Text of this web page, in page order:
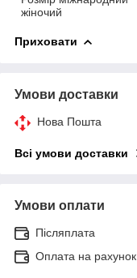
жіночий
Приховати
Умови доставки
Нова Пошта
Всі умови доставки
Умови оплати
Післяплата
Оплата на